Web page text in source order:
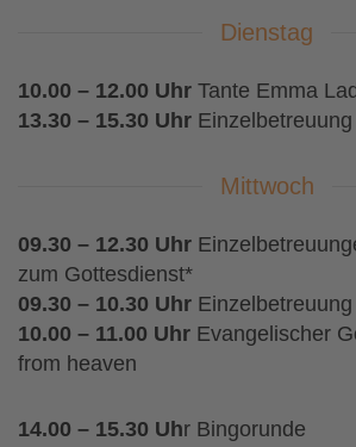
Dienstag
10.00 – 12.00 Uhr Tante Emma
13.30 – 15.30 Uhr Einzelbetreuung
Mittwoch
09.30 – 12.30 Uhr
zum Gottesdienst*
09.30 – 10.30 Uhr Einzelbetreuung
10.00 – 11.00 Uhr Evangelischer
from heaven
14.00 – 15.30 Uhr Bingorunde